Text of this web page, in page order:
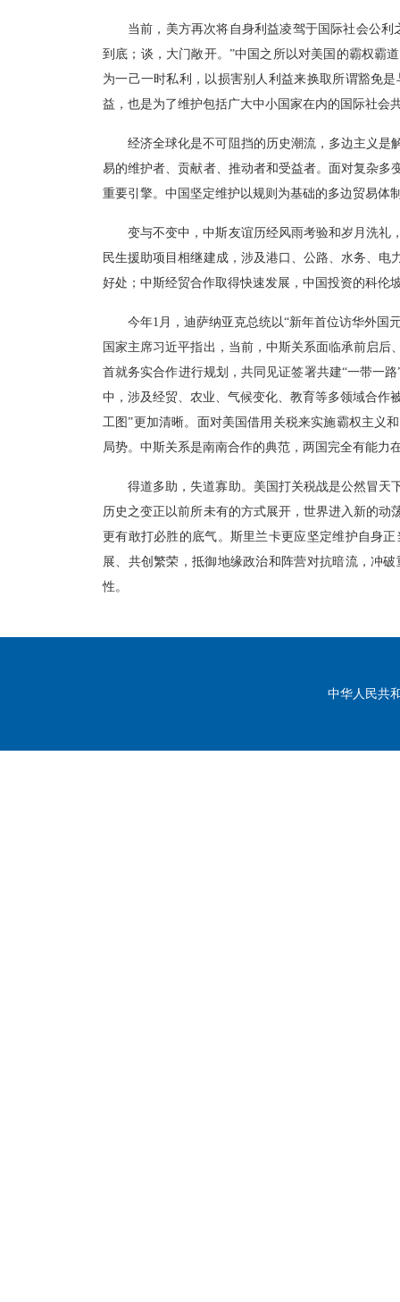
当前，美方再次将自身利益凌驾于国际社会公
到底；谈，大门敞开。”中国之所以对美国的霸权霸
为一己一时私利，以损害别人利益来换取所谓豁免
益，也是为了维护包括广大中小国家在内的国际社会
经济全球化是不可阻挡的历史潮流，多边主义是
易的维护者、贡献者、推动者和受益者。面对复杂多
重要引擎。中国坚定维护以规则为基础的多边贸易体
变与不变中，中斯友谊历经风雨考验和岁月洗礼
民生援助项目相继建成，涉及港口、公路、水务、
好处；中斯经贸合作取得快速发展，中国投资的科伦
今年1月，迪萨纳亚克总统以“新年首位访华外国
国家主席习近平指出，当前，中斯关系面临承前启
首就务实合作进行规划，共同见证签署共建“一带一
中，涉及经贸、农业、气候变化、教育等多领域合作
工图”更加清晰。面对美国借用关税来实施霸权主义
局势。中斯关系是南南合作的典范，两国完全有能力
得道多助，失道寡助。美国打关税战是公然冒天
历史之变正以前所未有的方式展开，世界进入新的
更有敢打必胜的底气。斯里兰卡更应坚定维护自身
展、共创繁荣，抵御地缘政治和阵营对抗暗流，冲
性。
中华人民共